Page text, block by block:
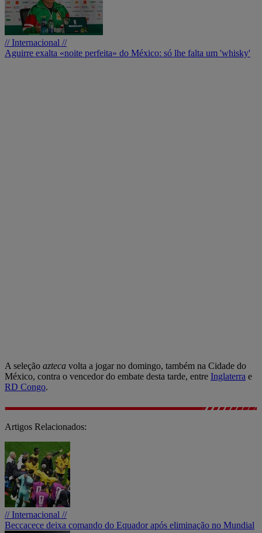
// Internacional //
Aguirre exalta «noite perfeita» do México: só lhe falta um 'whisky'
A seleção azteca volta a jogar no domingo, também na Cidade do
México, contra o vencedor do embate desta tarde, entre Inglaterra e
RD Congo.
Artigos Relacionados:
// Internacional //
Beccacece deixa comando do Equador após eliminação no Mundial